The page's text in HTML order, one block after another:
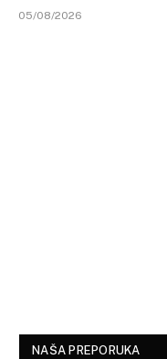
05/08/2026
NAŠA PREPORUKA